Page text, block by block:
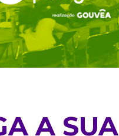
A SUA